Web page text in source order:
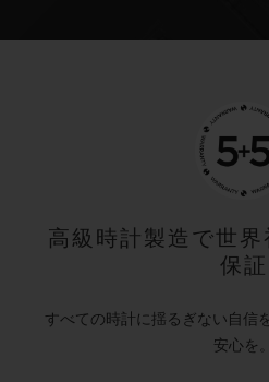
高級時計製造で世
保証
すべての時計に揺るぎない自信
安心を。